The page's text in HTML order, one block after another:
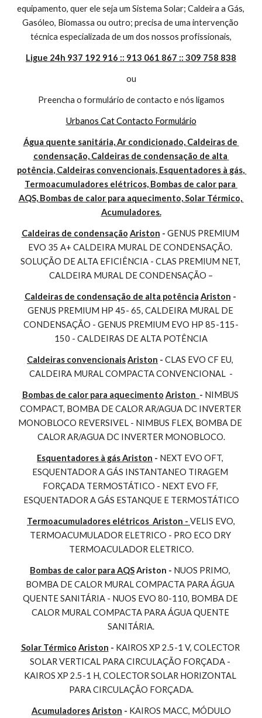
equipamento, quer ele seja um Sistema Solar; Caldeira a Gás,
Gasóleo, Biomassa ou outro; precisa de uma intervenção
técnica especializada de um dos nossos profissionais,
Ligue 24h 937 192 916 :: 913 061 867 :: 309 758 838
ou
Preencha o formulário de contacto e nós ligamos
Urbanos Cat Contacto Formulário
Água quente sanitária, Ar condicionado, Caldeiras de
condensação, Caldeiras de condensação de alta
potência, Caldeiras convencionais, Esquentadores à gás,
Termoacumuladores elétricos, Bombas de calor para
AQS, Bombas de calor para aquecimento, Solar Térmico,
Acumuladores.
Caldeiras de condensação Ariston - GENUS PREMIUM
EVO 35 A+ CALDEIRA MURAL DE CONDENSAÇÃO.
SOLUÇÃO DE ALTA EFICIÊNCIA - CLAS PREMIUM NET,
CALDEIRA MURAL DE CONDENSAÇÃO –
Caldeiras de condensação de alta potência Ariston
GENUS PREMIUM HP 45- 65, CALDEIRA MURAL DE
CONDENSAÇÃO - GENUS PREMIUM EVO HP 85-115-
150 - CALDEIRAS DE ALTA POTÊNCIA
Caldeiras convencionaisAriston - CLAS EVO CF EU,
CALDEIRA MURAL COMPACTA CONVENCIONAL  -
Bombas de calor para aquecimento Ariston - NIMBUS
COMPACT, BOMBA DE CALOR AR/AGUA DC INVERTER
MONOBLOCO REVERSIVEL - NIMBUS FLEX, BOMBA DE
CALOR AR/AGUA DC INVERTER MONOBLOCO.
Esquentadores à gás Ariston - NEXT EVO OFT,
ESQUENTADOR A GÁS INSTANTANEO TIRAGEM
FORÇADA TERMOSTÁTICO - NEXT EVO FF,
ESQUENTADOR A GÁS ESTANQUE E TERMOSTÁTICO
Termoacumuladores elétricos  Ariston - VELIS EVO,
TERMOACUMULADOR ELETRICO - PRO ECO DRY
TERMOACULADOR ELETRICO.
Bombas de calor para AQS Ariston - NUOS PRIMO,
BOMBA DE CALOR MURAL COMPACTA PARA ÁGUA
QUENTE SANITÁRIA - NUOS EVO 80-110, BOMBA DE
CALOR MURAL COMPACTA PARA ÁGUA QUENTE
SANITÁRIA.
Solar Térmico Ariston - KAIROS XP 2.5-1 V, COLECTOR
SOLAR VERTICAL PARA CIRCULAÇÃO FORÇADA -
KAIROS XP 2.5-1 H, COLECTOR SOLAR HORIZONTAL
PARA CIRCULAÇÃO FORÇADA.
Acumuladores Ariston - KAIROS MACC, MÓDULO